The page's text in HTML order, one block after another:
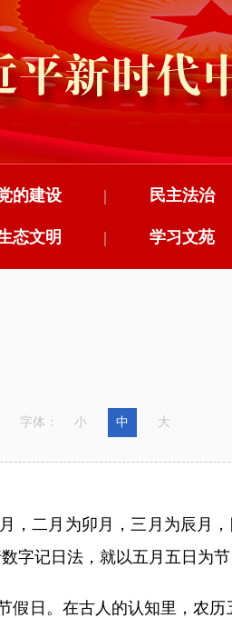
的建设 民主法治
|
态文明 学习文苑
|
字体： 小 中 大
二月为卯月，三月为辰月
字记日法，就以五月五日为
。在古人的认知里，农历